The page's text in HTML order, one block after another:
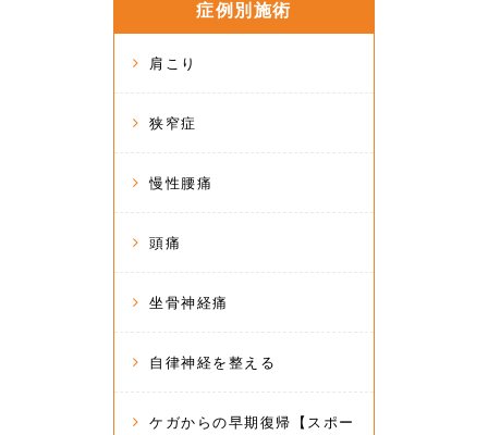
症例別施術
肩こり
狭窄症
慢性腰痛
頭痛
坐骨神経痛
自律神経を整える
ケガからの早期復帰【スポー